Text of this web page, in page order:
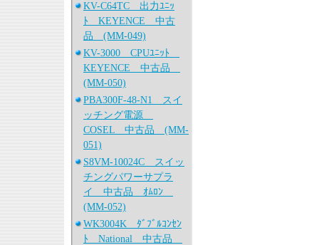
KV-C64TC 出力ﾕﾆｯ
ﾄ KEYENCE 中古
品 (MM-049)
KV-3000 CPUﾕﾆｯﾄ
KEYENCE 中古品
(MM-050)
PBA300F-48-N1 スイ
ッチング電源
COSEL 中古品 (MM-
051)
S8VM-10024C スイッ
チングパワーサプラ
イ 中古品 ｵﾑﾛﾝ
(MM-052)
WK3004K ﾀﾞﾌﾞﾙｺﾝｾﾝ
ﾄ National 中古品